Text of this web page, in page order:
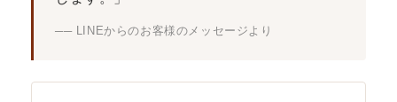
── LINEからのお客様のメッセージより